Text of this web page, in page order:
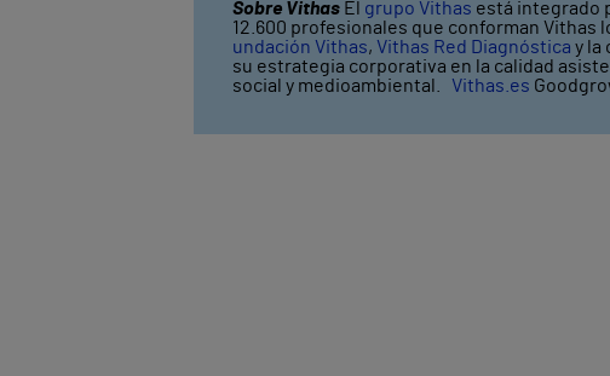
Sobre Vithas El grupo Vithas está integrado
12.600 profesionales que conforman Vithas
undación Vithas, Vithas Red Diagnóstica y la
su estrategia corporativa en la calidad
social y medioambiental. Vithas.es